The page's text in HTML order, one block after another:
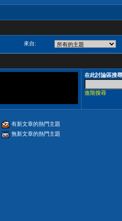
來自:
在此討論區搜尋
進階搜尋
有新文章的熱門主題
無新文章的熱門主題